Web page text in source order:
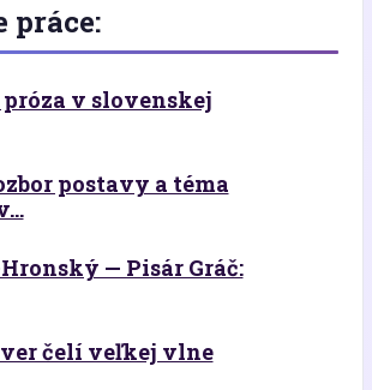
práce:
v slovenskej
postavy a téma
— Pisár Gráč:
čelí veľkej vlne